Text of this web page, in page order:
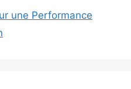
une Performance